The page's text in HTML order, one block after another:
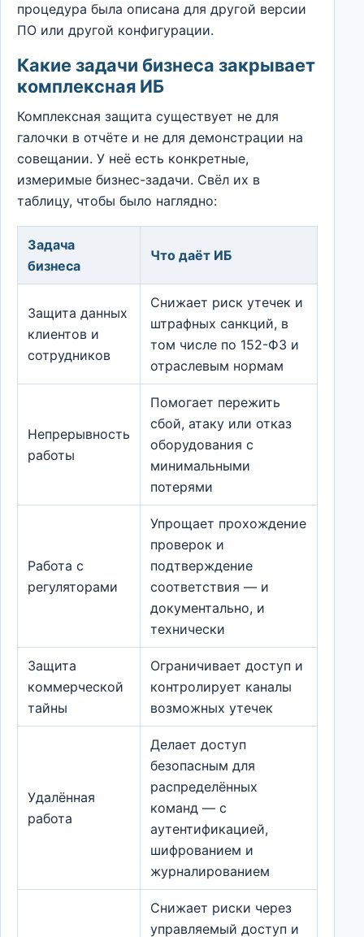
процедура была описана для другой версии
ПО или другой конфигурации.
Какие задачи бизнеса закрывает
комплексная ИБ
Комплексная защита существует не для
галочки в отчёте и не для демонстрации на
совещании. У неё есть конкретные,
измеримые бизнес-задачи. Свёл их в
таблицу, чтобы было наглядно:
Задача
бизнеса
Что даёт ИБ
Защита данных
клиентов и
сотрудников
Снижает риск утечек и
штрафных санкций, в
том числе по 152-ФЗ и
отраслевым нормам
Непрерывность
работы
Помогает пережить
сбой, атаку или отказ
оборудования с
минимальными
потерями
Работа с
регуляторами
Упрощает прохождение
проверок и
подтверждение
соответствия — и
документально, и
технически
Защита
коммерческой
тайны
Ограничивает доступ и
контролирует каналы
возможных утечек
Удалённая
работа
Делает доступ
безопасным для
распределённых
команд — с
аутентификацией,
шифрованием и
журналированием
Снижает риски через
управляемый доступ и